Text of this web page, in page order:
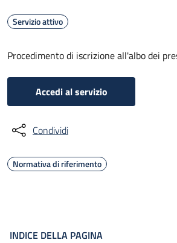
Servizio attivo
Procedimento di iscrizione all'albo dei
Accedi al servizio
Condividi
Normativa di riferimento
INDICE DELLA PAGINA